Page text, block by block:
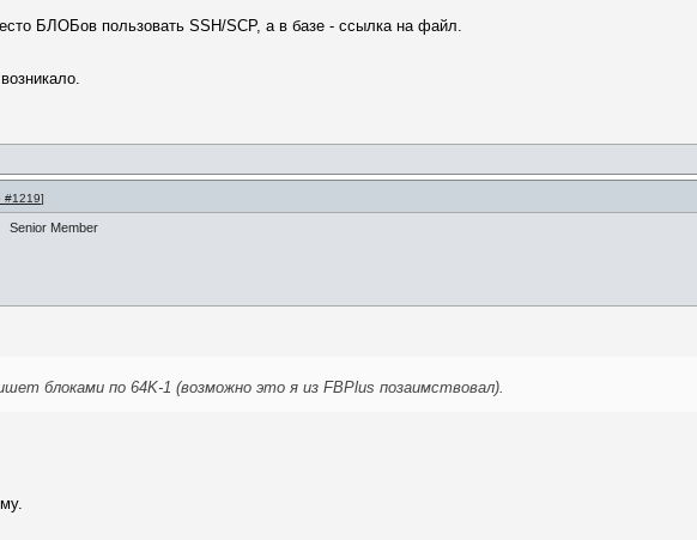
БЛОБов пользовать SSH/SCP, а в базе - ссылка на файл.
#1219]
Senior Member
блоками по 64K-1 (возможно это я из FBPlus позаимствовал).